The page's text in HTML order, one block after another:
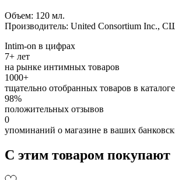
Объем: 120 мл.
Производитель: United Consortium Inc.,
Intim-on в цифрах
7+ лет
на рынке интимных товаров
1000+
тщательно отобранных товаров в каталоге
98%
положительных отзывов
0
упоминаний о магазине в ваших
С этим товаром покупают